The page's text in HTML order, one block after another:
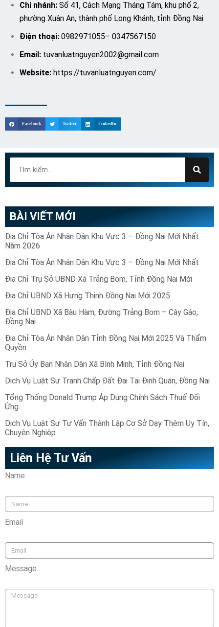
Chi nhánh: Số 41, Cách Mạng Tháng Tám, khu phố 2,
phường Xuân An, thành phố Long Khánh, tỉnh Đồng Nai
Điện thoại: 0982971055– 0347567150
Email: tuvanluatnguyen2002@gmail.com
Website: https://tuvanluatnguyen.com/
Facebook Twitter LinkedIn
BÀI VIẾT MỚI
Địa Chỉ Tòa Án Nhân Dân Khu Vực 3 – Đồng Nai Mới Nhất
Năm 2026
Địa Chỉ Tòa Án Nhân Dân Khu Vực 3 – Đồng Nai Mới Nhất
Địa Chỉ Trụ Sở UBND Xã Trảng Bom, Tỉnh Đồng Nai Mới
Địa Chỉ UBND Xã Hưng Thịnh Đồng Nai Mới 2025
Địa Chỉ UBND Xã Bàu Hàm, Đường Trảng Bom – Cây Gáo,
Đồng Nai
Địa Chỉ Tòa Án Nhân Dân Tỉnh Đồng Nai Mới 2025 Và Thẩm
Quyền
Trụ Sở Ủy Ban Nhân Dân Xã Bình Minh, Tỉnh Đồng Nai
Dịch Vụ Luật Sư Tranh Chấp Đất Đai Tại Định Quán, Đồng Nai
Tổng Thống Donald Trump Áp Dụng Chính Sách Thuế Đối
Ứng
Dịch Vụ Luật Sư Tư Vấn Thành Lập Cơ Sở Dạy Thêm Uy Tín,
Chuyên Nghiệp
Liên Hệ Tư Vấn
Name
Email
Message